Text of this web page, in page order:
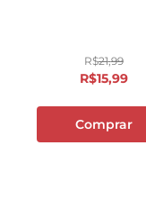
R$21,99
R$15,99
Comprar